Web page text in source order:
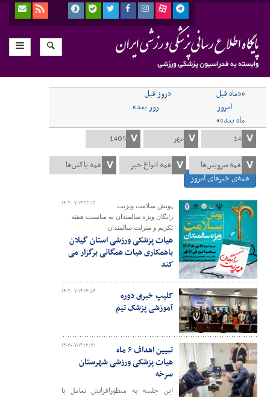
««ماه قبل
«روز قبل
امروز
روز بعد»
ماه بعد»»
همه‌ی خبرهای امروز
۱۴۰۳-۰۷-۱۴ ۲۳:۱۳
پویش سلامت ویزیت
رایگان ویژه سالمندان به مناسبت هفته
تکریم و منزلت سالمندان
هیات پزشکی ورزشی استان گیلان
باهمکاری هیات همگانی برگزار می
کند
۱۴۰۳-۰۷-۱۴ ۱۴:۵۴
کلیپ خبری دوره
آموزشی پزشک تیم
۱۴۰۳-۰۷-۱۴ ۱۳:۳۱
تبیین اهداف ۶ ماه
هیات پزشکی ورزشی شهرستان
سرخه
این جلسه به منظورافزایش تعامل با